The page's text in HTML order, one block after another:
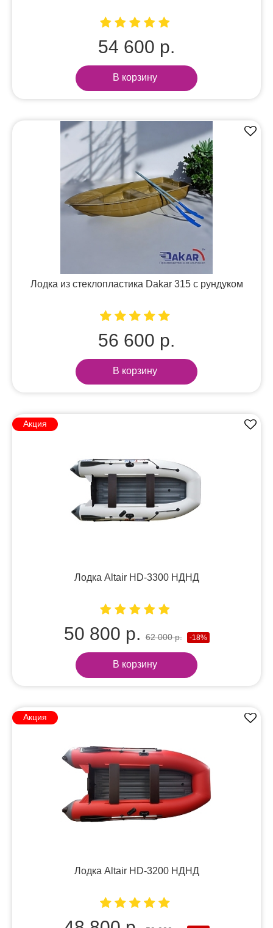
54 600 р.
В корзину
Лодка из стеклопластика Dakar 315 с рундуком
56 600 р.
В корзину
Акция
Лодка Altair HD-3300 НДНД
50 800 р.62 000 р. -18%
В корзину
Акция
Лодка Altair HD-3200 НДНД